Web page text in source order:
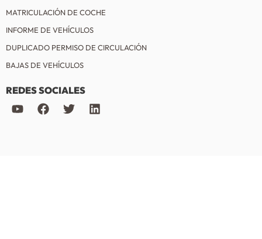
MATRICULACIÓN DE COCHE
INFORME DE VEHÍCULOS
DUPLICADO PERMISO DE CIRCULACIÓN
BAJAS DE VEHÍCULOS
REDES SOCIALES